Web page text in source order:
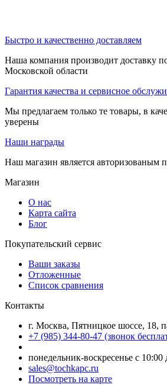
Быстро и качественно доставляем
Наша компания производит доставку
Московской области
Гарантия качества и сервисное
Мы предлагаем только те товары, в
уверены
Наши награды
Наш магазин является авторизованым
Магазин
О нас
Карта сайта
Блог
Покупательский сервис
Ваши заказы
Отложенные
Список сравнения
Контакты
г. Москва, Пятницкое шоссе, 18,
+7 (985) 344-80-47 (звонок
понедельник-воскресенье с 10:00
sales@tochkapc.ru
Посмотреть на карте